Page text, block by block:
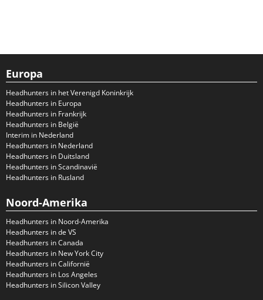
Europa
Headhunters in het Verenigd Koninkrijk
Headhunters in Europa
Headhunters in Frankrijk
Headhunters in België
Interim in Nederland
Headhunters in Nederland
Headhunters in Duitsland
Headhunters in Scandinavië
Headhunters in Rusland
Noord-Amerika
Headhunters in Noord-Amerika
Headhunters in de VS
Headhunters in Canada
Headhunters in New York City
Headhunters in Californië
Headhunters in Los Angeles
Headhunters in Silicon Valley